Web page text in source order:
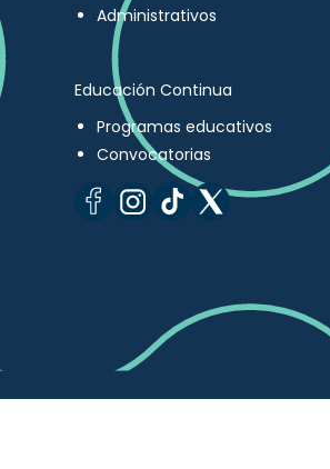
Administrativos
Educación Continua
Programas educativos
Convocatorias